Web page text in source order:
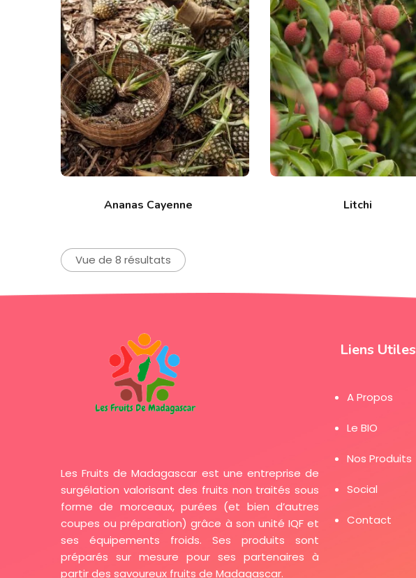
Ananas Cayenne Litchi
Vue de 8 résultats
Les Fruits de Madagascar est une entreprise de
surgélation valorisant des fruits non traités sous
forme de morceaux, purées (et bien d’autres
coupes ou préparation) grâce à son unité IQF et
ses équipements froids. Ses produits sont
préparés sur mesure pour ses partenaires à
partir des savoureux fruits de Madagascar.
Liens Utiles
A Propos
Le BIO
Nos Produits
Social
Contact